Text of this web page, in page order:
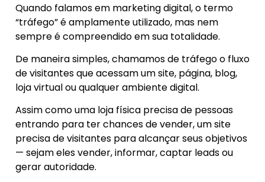
Quando falamos em marketing digital, o termo
“tráfego” é amplamente utilizado, mas nem
sempre é compreendido em sua totalidade.
De maneira simples, chamamos de tráfego o fluxo
de visitantes que acessam um site, página, blog,
loja virtual ou qualquer ambiente digital.
Assim como uma loja física precisa de pessoas
entrando para ter chances de vender, um site
precisa de visitantes para alcançar seus objetivos
— sejam eles vender, informar, captar leads ou
gerar autoridade.